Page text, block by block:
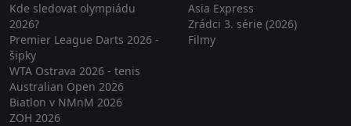
Kde sledovat olympiádu
2026?
Premier League Darts 2026 -
šipky
WTA Ostrava 2026 - tenis
Australian Open 2026
Biatlon v NMnM 2026
ZOH 2026
Asia Express
Zrádci 3. série (2026)
Filmy